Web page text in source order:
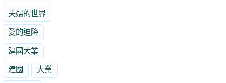
夫婦的世界
愛的迫降
建國大業
建國 大業